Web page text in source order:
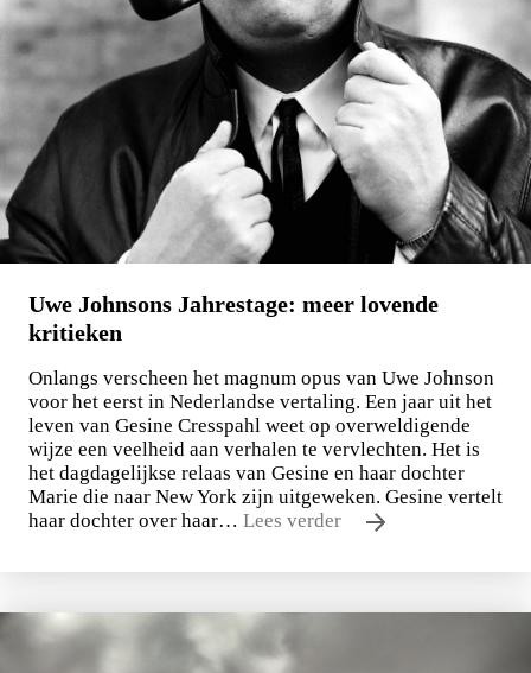
Maxim Osipov
De wereld is niet stuk te krijgen
€ 15,00
LEES MEER
Uwe Johnsons Jahrestage: meer lovende
kritieken
Onlangs verscheen het magnum opus van Uwe Johnson
voor het eerst in Nederlandse vertaling. Een jaar uit het
leven van Gesine Cresspahl weet op overweldigende
wijze een veelheid aan verhalen te vervlechten. Het is
het dagdagelijkse relaas van Gesine en haar dochter
Marie die naar New York zijn uitgeweken. Gesine vertelt
haar dochter over haar… Lees verder